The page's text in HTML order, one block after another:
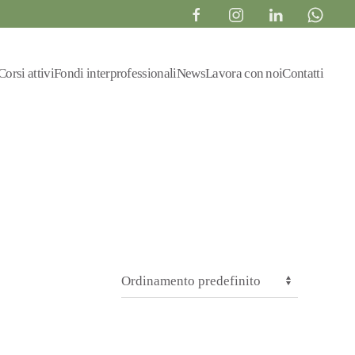
attiviFondi interprofessionaliNewsLavora con noiContatti